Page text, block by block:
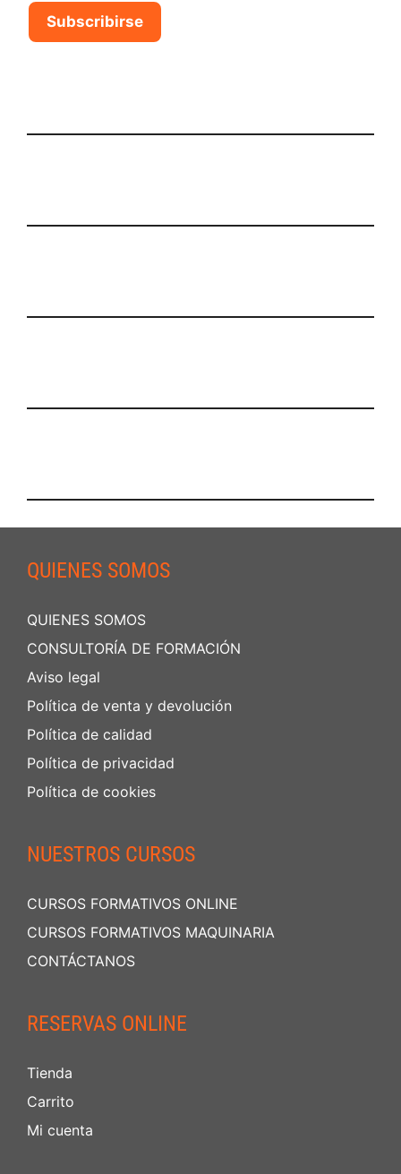
QUIENES SOMOS
QUIENES SOMOS
CONSULTORÍA DE FORMACIÓN
Aviso legal
Política de venta y devolución
Política de calidad
Política de privacidad
Política de cookies
NUESTROS CURSOS
CURSOS FORMATIVOS ONLINE
CURSOS FORMATIVOS MAQUINARIA
CONTÁCTANOS
RESERVAS ONLINE
Tienda
Carrito
Mi cuenta